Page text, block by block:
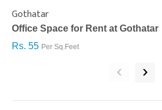
Gothatar
Office Space for Rent at Gothatar
Rs. 55 Per Sq.Feet
‹ ›